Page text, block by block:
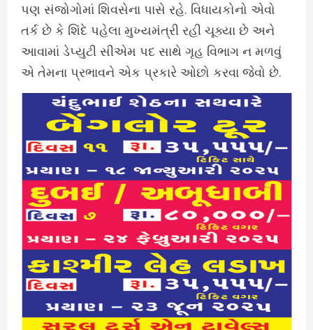
પણ સંજોગોમાં શિવસેના પાસે રહે. વિધાયકોનો એવો
તર્ક છે કે શિંદે પહેલા મુખ્યમંત્રી રહી ચૂક્યા છે અને
આવામાં ડેપ્યુટી સીએમ પદ સાથે ગૃહ વિભાગ ન મળવું
એ તેમના પ્રભાવને એક પ્રકારે ઓછો કરવા જેવો છે.